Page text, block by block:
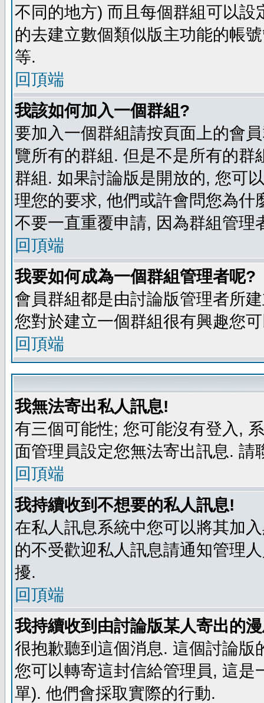
不同的地方) 而且每個群組可以
的去建立數個類似版主功能的帳
等.
回頂端
我該如何加入一個群組?
要加入一個群組請按頁面上的會
覽所有的群組. 但是不是所有的
群組. 如果討論版是開放的, 您可
理您的要求, 他們或許會問您為
不要一直重覆申請, 因為群組管理
回頂端
我要如何成為一個群組管理者呢?
會員群組都是由討論版管理者所
您對於建立一個群組很有興趣您
回頂端
我無法寄出私人訊息!
有三個可能性; 您可能沒有登入,
面管理員設定您無法寄出訊息. 請
回頂端
我持續收到不想要的私人訊息!
在私人訊息系統中您可以將其加
的不受歡迎私人訊息請通知管理
擾.
回頂端
我持續收到由討論版某人寄出的
很抱歉聽到這個消息. 這個討論
您可以轉寄這封信給管理員, 這
單). 他們會採取實際的行動.